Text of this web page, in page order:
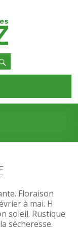
Floraison
à mai. H
soleil. Rustique
sécheresse.